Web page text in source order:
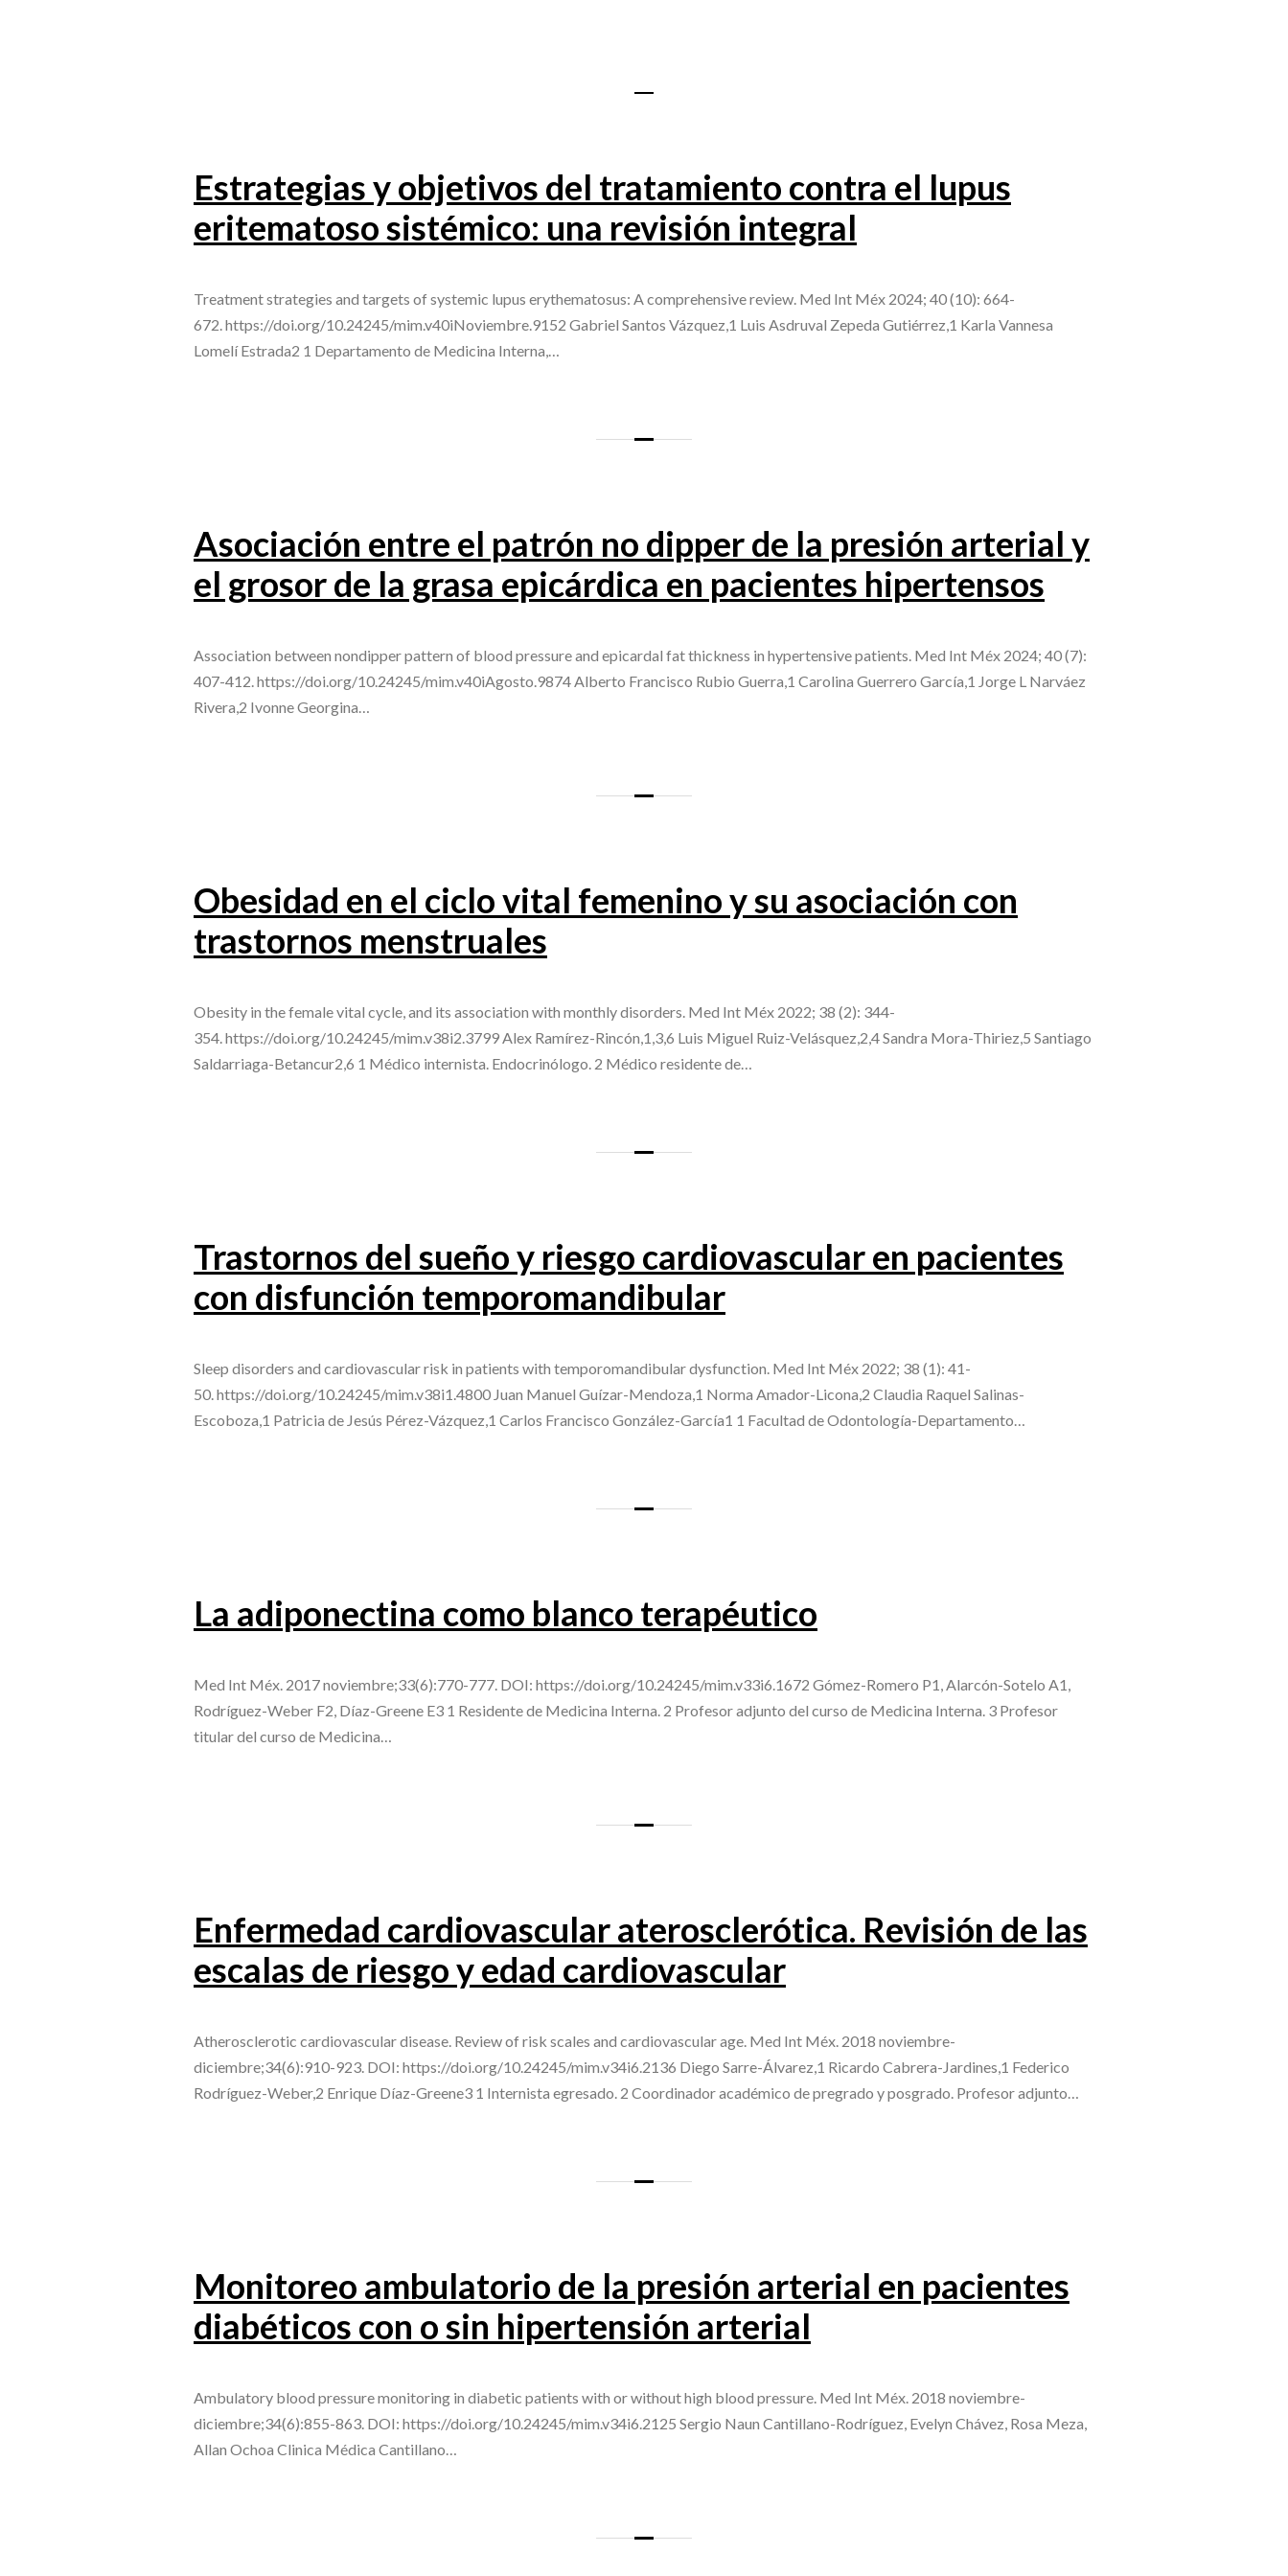
Estrategias y objetivos del tratamiento contra el lupus
eritematoso sistémico: una revisión integral
Treatment strategies and targets of systemic lupus erythematosus: A comprehensive review. Med Int Méx 2024; 40 (10): 664-
672. https://doi.org/10.24245/mim.v40iNoviembre.9152 Gabriel Santos Vázquez,1 Luis Asdruval Zepeda Gutiérrez,1 Karla Vannesa
Lomelí Estrada2 1 Departamento de Medicina Interna,…
Asociación entre el patrón no dipper de la presión arterial y
el grosor de la grasa epicárdica en pacientes hipertensos
Association between nondipper pattern of blood pressure and epicardal fat thickness in hypertensive patients. Med Int Méx 2024; 40 (7):
407-412. https://doi.org/10.24245/mim.v40iAgosto.9874 Alberto Francisco Rubio Guerra,1 Carolina Guerrero García,1 Jorge L Narváez
Rivera,2 Ivonne Georgina…
Obesidad en el ciclo vital femenino y su asociación con
trastornos menstruales
Obesity in the female vital cycle, and its association with monthly disorders. Med Int Méx 2022; 38 (2): 344-
354. https://doi.org/10.24245/mim.v38i2.3799 Alex Ramírez-Rincón,1,3,6 Luis Miguel Ruiz-Velásquez,2,4 Sandra Mora-Thiriez,5 Santiago
Saldarriaga-Betancur2,6 1 Médico internista. Endocrinólogo. 2 Médico residente de…
Trastornos del sueño y riesgo cardiovascular en pacientes
con disfunción temporomandibular
Sleep disorders and cardiovascular risk in patients with temporomandibular dysfunction. Med Int Méx 2022; 38 (1): 41-
50. https://doi.org/10.24245/mim.v38i1.4800 Juan Manuel Guízar-Mendoza,1 Norma Amador-Licona,2 Claudia Raquel Salinas-
Escoboza,1 Patricia de Jesús Pérez-Vázquez,1 Carlos Francisco González-García1 1 Facultad de Odontología-Departamento…
La adiponectina como blanco terapéutico
Med Int Méx. 2017 noviembre;33(6):770-777. DOI: https://doi.org/10.24245/mim.v33i6.1672 Gómez-Romero P1, Alarcón-Sotelo A1,
Rodríguez-Weber F2, Díaz-Greene E3 1 Residente de Medicina Interna. 2 Profesor adjunto del curso de Medicina Interna. 3 Profesor
titular del curso de Medicina…
Enfermedad cardiovascular aterosclerótica. Revisión de las
escalas de riesgo y edad cardiovascular
Atherosclerotic cardiovascular disease. Review of risk scales and cardiovascular age. Med Int Méx. 2018 noviembre-
diciembre;34(6):910-923. DOI: https://doi.org/10.24245/mim.v34i6.2136 Diego Sarre-Álvarez,1 Ricardo Cabrera-Jardines,1 Federico
Rodríguez-Weber,2 Enrique Díaz-Greene3 1 Internista egresado. 2 Coordinador académico de pregrado y posgrado. Profesor adjunto…
Monitoreo ambulatorio de la presión arterial en pacientes
diabéticos con o sin hipertensión arterial
Ambulatory blood pressure monitoring in diabetic patients with or without high blood pressure. Med Int Méx. 2018 noviembre-
diciembre;34(6):855-863. DOI: https://doi.org/10.24245/mim.v34i6.2125 Sergio Naun Cantillano-Rodríguez, Evelyn Chávez, Rosa Meza,
Allan Ochoa Clinica Médica Cantillano…